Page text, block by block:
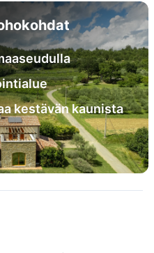
kestävän kaunista